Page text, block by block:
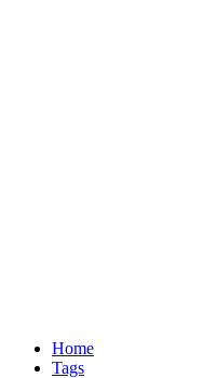
Home
Tags